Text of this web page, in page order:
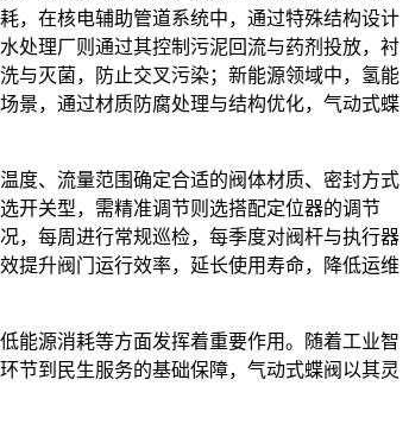
，在核电辅助管道系统中，通过特殊结构设计
处理厂则通过其控制污泥回流与药剂投放，衬
与灭菌，防止交叉污染；新能源领域中，氢能
景，通过材质防腐处理与结构优化，气动式蝶
度、流量范围确定合适的阀体材质、密封方式
开关型，需精准调节则选搭配定位器的调节
，每周进行常规巡检，每季度对阀杆与执行器
提升阀门运行效率，延长使用寿命，降低运维
能源消耗等方面发挥着重要作用。随着工业智
节到民生服务的基础保障，气动式蝶阀以其灵